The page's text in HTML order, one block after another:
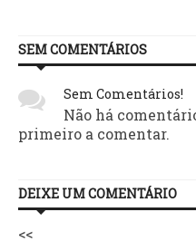
SEM COMENTÁRIOS
Sem Comentários!
Não há
primeiro a comentar.
DEIXE UM COMENTÁRIO
<<